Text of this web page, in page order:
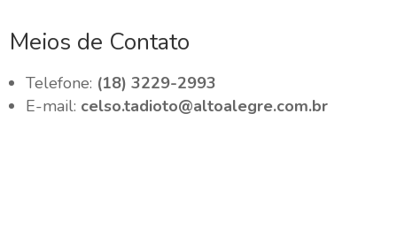
Meios de Contato
Telefone: (18) 3229-2993
E-mail: celso.tadioto@altoalegre.com.br